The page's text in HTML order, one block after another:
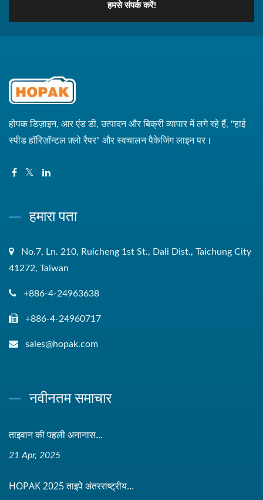
हमसे संपर्क करें!
होपक डिज़ाइन, आर एंड डी, उत्पादन और बिक्री व्यापार में लगे रहे हैं, "हाई
स्पीड हॉरिज़ॉन्टल फ़्लो रैपर" और स्वचालन पैकेजिंग लाइन पर।
हमारा पता
No.7, Ln. 210, Ruicheng 1st St., Dali Dist., Taichung City
41272, Taiwan
+886-4-24963638
+886-4-24960717
sales@hopak.com
नवीनतम समाचार
ताइवान की पहली अनानास...
21 Apr, 2025
HOPAK 2025 ताइपे अंतरराष्ट्रीय...